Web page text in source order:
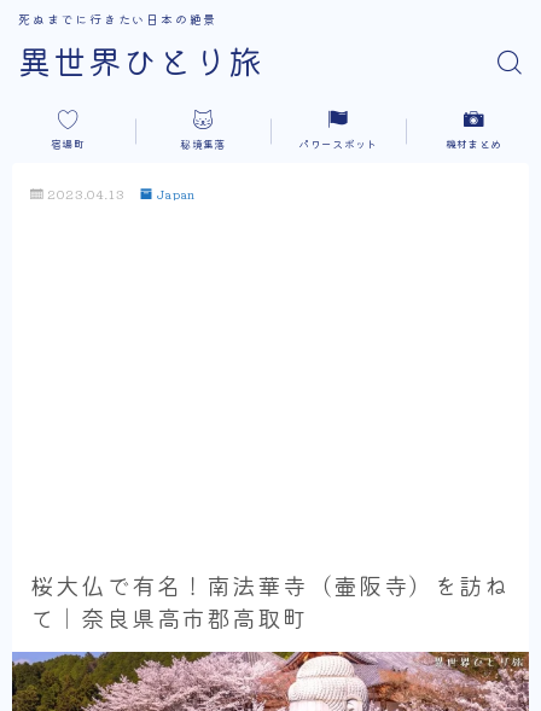
異世界ひとり旅
死ぬまでに行きたい日本の絶景
宿場町 秘境集落 パワースポット 機材まとめ
2023.04.13 Japan
桜大仏で有名！南法華寺（壷阪寺）を訪ね
て｜奈良県高市郡高取町